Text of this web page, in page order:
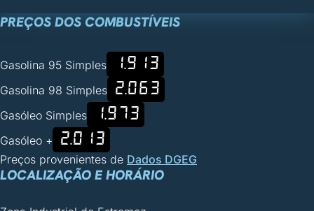
PREÇOS DOS COMBUSTÍVEIS
Gasolina 95 Simples 1.913
Gasolina 98 Simples 2.063
Gasóleo Simples 1.973
Gasóleo + 2.013
Preços provenientes de Dados DGEG
LOCALIZAÇÃO E HORÁRIO